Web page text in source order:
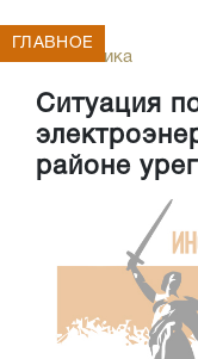
Экономика
Ситуация
районе
ГЛАВНОЕ